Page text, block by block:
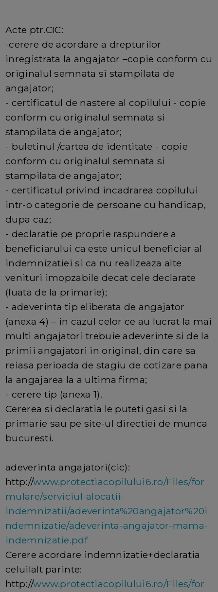
Acte ptr.CIC:
-cerere de acordare a drepturilor
inregistrata la angajator –copie conform cu
originalul semnata si stampilata de
angajator;
- certificatul de nastere al copilului - copie
conform cu originalul semnata si
stampilata de angajator;
- buletinul /cartea de identitate - copie
conform cu originalul semnata si
stampilata de angajator;
- certificatul privind incadrarea copilului
intr-o categorie de persoane cu handicap,
dupa caz;
- declaratie pe proprie raspundere a
beneficiarului ca este unicul beneficiar al
indemnizatiei si ca nu realizeaza alte
venituri imopzabile decat cele declarate
(luata de la primarie);
- adeverinta tip eliberata de angajator
(anexa 4) – in cazul celor ce au lucrat la mai
multi angajatori trebuie adeverinte si de la
primii angajatori in original, din care sa
reiasa perioada de stagiu de cotizare pana
la angajarea la a ultima firma;
- cerere tip (anexa 1).
Cererea si declaratia le puteti gasi si la
primarie sau pe site-ul directiei de munca
bucuresti.
adeverinta angajatori(cic):
http://www.protectiacopilului6.ro/Files/for
mulare/serviciul-alocatii-
indemnizatii/adeverinta%20angajator%20i
ndemnizatie/adeverinta-angajator-mama-
indemnizatie.pdf
Cerere acordare indemnizatie+declaratia
celuilalt parinte:
http://www.protectiacopilului6.ro/Files/for